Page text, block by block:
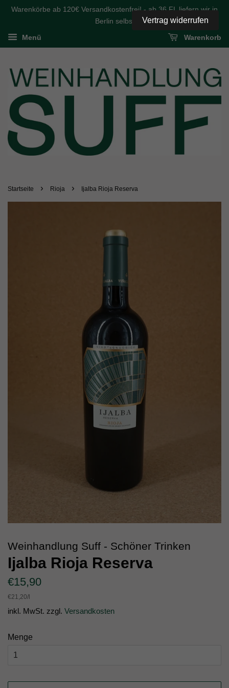
Warenkörbe ab 120€ Versandkostenfrei! - ab 36 FL liefern wir in
Berlin selbst
Menü Warenkorb
Startseite › Rioja › Ijalba Rioja Reserva
Weinhandlung Suff - Schöner Trinken
Ijalba Rioja Reserva
Normaler
Preis
€15,90
Einzelpreis
€21,20/
inkl. MwSt. zzgl. Versandkosten
Menge
Vertrag widerrufen